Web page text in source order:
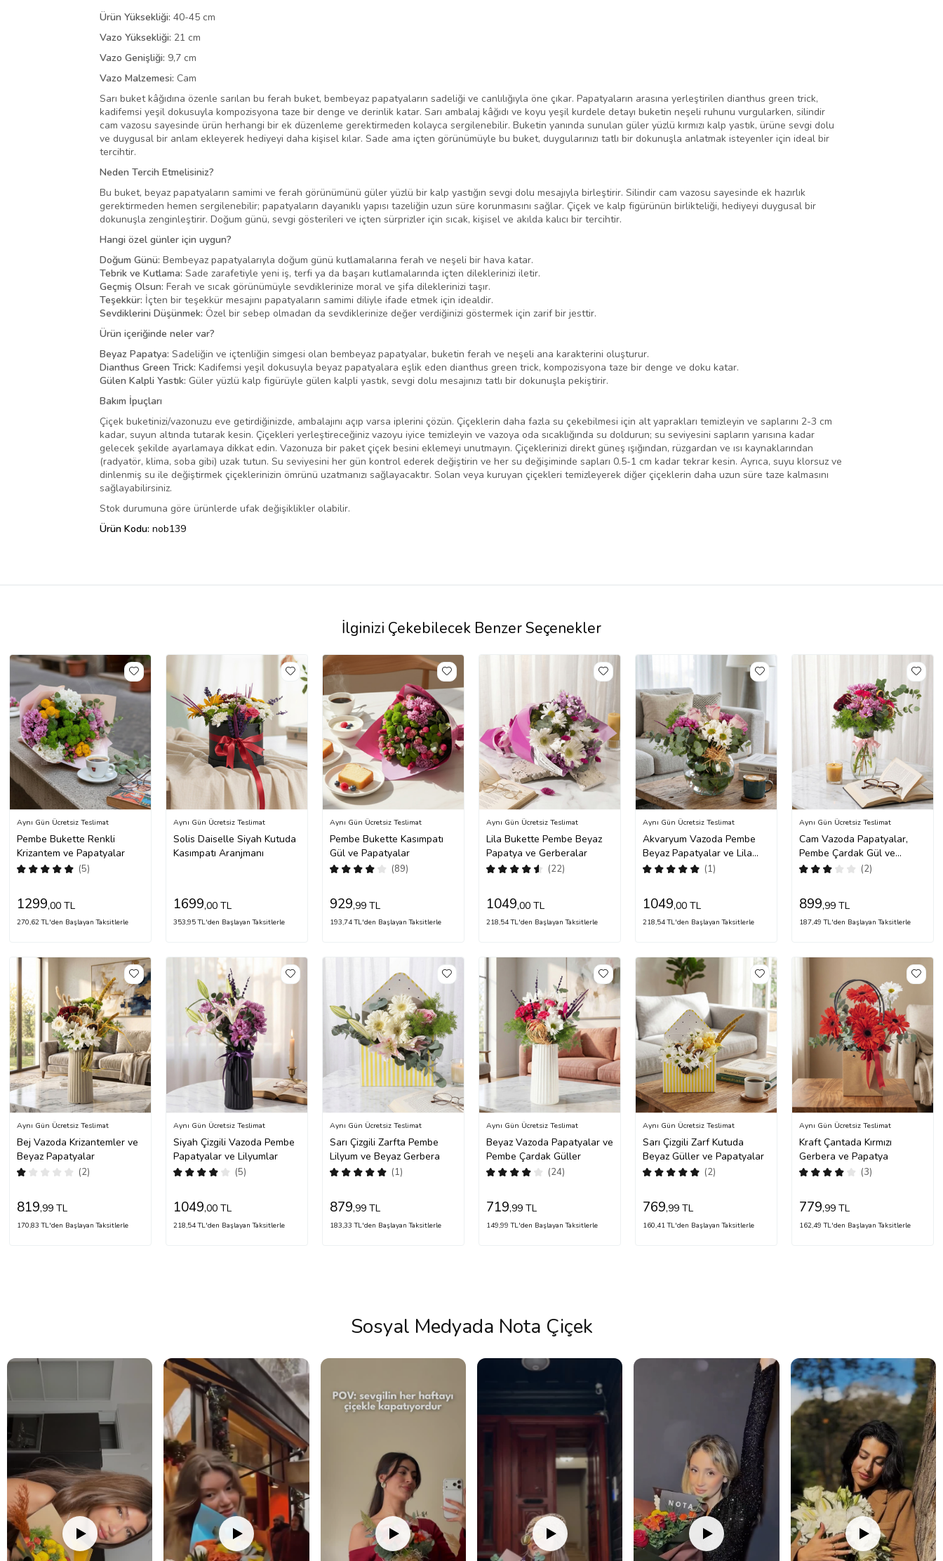
Ürün Yüksekliği: 40-45 cm
Vazo Yüksekliği: 21 cm
Vazo Genişliği: 9,7 cm
Vazo Malzemesi: Cam
Sarı buket kâğıdına özenle sarılan bu ferah buket, bembeyaz papatyaların sadeliği ve canlılığıyla öne çıkar. Papatyaların arasına yerleştirilen dianthus green trick,
kadifemsi yeşil dokusuyla kompozisyona taze bir denge ve derinlik katar. Sarı ambalaj kâğıdı ve koyu yeşil kurdele detayı buketin neşeli ruhunu vurgularken, silindir
cam vazosu sayesinde ürün herhangi bir ek düzenleme gerektirmeden kolayca sergilenebilir. Buketin yanında sunulan güler yüzlü kırmızı kalp yastık, ürüne sevgi dolu
ve duygusal bir anlam ekleyerek hediyeyi daha kişisel kılar. Sade ama içten görünümüyle bu buket, duygularınızı tatlı bir dokunuşla anlatmak isteyenler için ideal bir
tercihtir.
Neden Tercih Etmelisiniz?
Bu buket, beyaz papatyaların samimi ve ferah görünümünü güler yüzlü bir kalp yastığın sevgi dolu mesajıyla birleştirir. Silindir cam vazosu sayesinde ek hazırlık
gerektirmeden hemen sergilenebilir; papatyaların dayanıklı yapısı tazeliğin uzun süre korunmasını sağlar. Çiçek ve kalp figürünün birlikteliği, hediyeyi duygusal bir
dokunuşla zenginleştirir. Doğum günü, sevgi gösterileri ve içten sürprizler için sıcak, kişisel ve akılda kalıcı bir tercihtir.
Hangi özel günler için uygun?
Doğum Günü: Bembeyaz papatyalarıyla doğum günü kutlamalarına ferah ve neşeli bir hava katar.
Tebrik ve Kutlama: Sade zarafetiyle yeni iş, terfi ya da başarı kutlamalarında içten dileklerinizi iletir.
Geçmiş Olsun: Ferah ve sıcak görünümüyle sevdiklerinize moral ve şifa dileklerinizi taşır.
Teşekkür: İçten bir teşekkür mesajını papatyaların samimi diliyle ifade etmek için idealdir.
Sevdiklerini Düşünmek: Özel bir sebep olmadan da sevdiklerinize değer verdiğinizi göstermek için zarif bir jesttir.
Ürün içeriğinde neler var?
Beyaz Papatya: Sadeliğin ve içtenliğin simgesi olan bembeyaz papatyalar, buketin ferah ve neşeli ana karakterini oluşturur.
Dianthus Green Trick: Kadifemsi yeşil dokusuyla beyaz papatyalara eşlik eden dianthus green trick, kompozisyona taze bir denge ve doku katar.
Gülen Kalpli Yastık: Güler yüzlü kalp figürüyle gülen kalpli yastık, sevgi dolu mesajınızı tatlı bir dokunuşla pekiştirir.
Bakım İpuçları
Çiçek buketinizi/vazonuzu eve getirdiğinizde, ambalajını açıp varsa iplerini çözün. Çiçeklerin daha fazla su çekebilmesi için alt yaprakları temizleyin ve saplarını 2-3 cm
kadar, suyun altında tutarak kesin. Çiçekleri yerleştireceğiniz vazoyu iyice temizleyin ve vazoya oda sıcaklığında su doldurun; su seviyesini sapların yarısına kadar
gelecek şekilde ayarlamaya dikkat edin. Vazonuza bir paket çiçek besini eklemeyi unutmayın. Çiçeklerinizi direkt güneş ışığından, rüzgardan ve ısı kaynaklarından
(radyatör, klima, soba gibi) uzak tutun. Su seviyesini her gün kontrol ederek değiştirin ve her su değişiminde sapları 0.5-1 cm kadar tekrar kesin. Ayrıca, suyu klorsuz ve
dinlenmiş su ile değiştirmek çiçeklerinizin ömrünü uzatmanızı sağlayacaktır. Solan veya kuruyan çiçekleri temizleyerek diğer çiçeklerin daha uzun süre taze kalmasını
sağlayabilirsiniz.
Stok durumuna göre ürünlerde ufak değişiklikler olabilir.
Ürün Kodu: nob139
İlginizi Çekebilecek Benzer Seçenekler
Pembe Bukette Renkli
Krizantem ve Papatyalar
(5)
Aynı Gün Ücretsiz Teslimat
1299,00 TL
270,62 TL'den Başlayan Taksitlerle
Solis Daiselle Siyah Kutuda
Kasımpatı Aranjmanı
Aynı Gün Ücretsiz Teslimat
1699,00 TL
353,95 TL'den Başlayan Taksitlerle
Pembe Bukette Kasımpatı
Gül ve Papatyalar
(89)
Aynı Gün Ücretsiz Teslimat
929,99 TL
193,74 TL'den Başlayan Taksitlerle
Lila Bukette Pembe Beyaz
Papatya ve Gerberalar
(22)
Aynı Gün Ücretsiz Teslimat
1049,00 TL
218,54 TL'den Başlayan Taksitlerle
Akvaryum Vazoda Pembe
Beyaz Papatyalar ve Lila
Güller
(1)
Aynı Gün Ücretsiz Teslimat
1049,00 TL
218,54 TL'den Başlayan Taksitlerle
Cam Vazoda Papatyalar,
Pembe Çardak Gül ve
Krizantem
(2)
Aynı Gün Ücretsiz Teslimat
899,99 TL
187,49 TL'den Başlayan Taksitlerle
Bej Vazoda Krizantemler ve
Beyaz Papatyalar
(2)
Aynı Gün Ücretsiz Teslimat
819,99 TL
170,83 TL'den Başlayan Taksitlerle
Siyah Çizgili Vazoda Pembe
Papatyalar ve Lilyumlar
(5)
Aynı Gün Ücretsiz Teslimat
1049,00 TL
218,54 TL'den Başlayan Taksitlerle
Sarı Çizgili Zarfta Pembe
Lilyum ve Beyaz Gerbera
(1)
Aynı Gün Ücretsiz Teslimat
879,99 TL
183,33 TL'den Başlayan Taksitlerle
Beyaz Vazoda Papatyalar ve
Pembe Çardak Güller
(24)
Aynı Gün Ücretsiz Teslimat
719,99 TL
149,99 TL'den Başlayan Taksitlerle
Sarı Çizgili Zarf Kutuda
Beyaz Güller ve Papatyalar
(2)
Aynı Gün Ücretsiz Teslimat
769,99 TL
160,41 TL'den Başlayan Taksitlerle
Kraft Çantada Kırmızı
Gerbera ve Papatya
(3)
Aynı Gün Ücretsiz Teslimat
779,99 TL
162,49 TL'den Başlayan Taksitlerle
Sosyal Medyada Nota Çiçek